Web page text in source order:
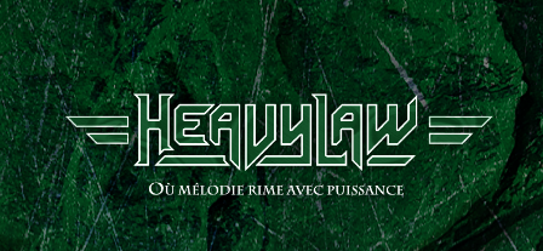
ACCUEIL
NEWS
CHRONIQUES
INTERVIEWS
REPORTS